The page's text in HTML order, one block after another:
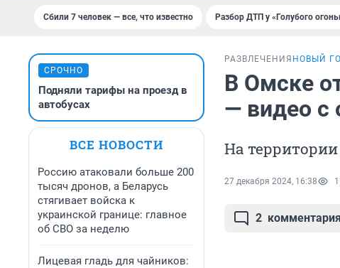
Сбили 7 человек — все, что известно Разбор ДТП у «Голубого
СРОЧНО
Подняли тарифы на проезд в
автобусах
ВСЕ НОВОСТИ
Россию атаковали больше 200
тысяч дронов, а Беларусь
стягивает войска к
украинской границе: главное
об СВО за неделю
Лицевая гладь для чайников:
РАЗВЛЕЧЕНИЯ НОВЫЙ
В Омске
— видео с
На
27 декабря 2024, 16:38
2 комментария